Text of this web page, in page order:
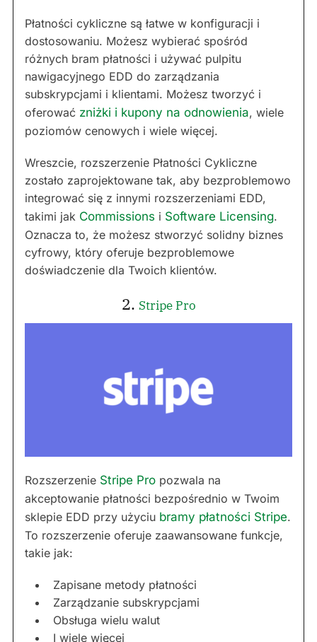
Płatności cykliczne są łatwe w konfiguracji i
dostosowaniu. Możesz wybierać spośród
różnych bram płatności i używać pulpitu
nawigacyjnego EDD do zarządzania
subskrypcjami i klientami. Możesz tworzyć i
oferować zniżki i kupony na odnowienia, wiele
poziomów cenowych i wiele więcej.
Wreszcie, rozszerzenie Płatności Cykliczne
zostało zaprojektowane tak, aby bezproblemowo
integrować się z innymi rozszerzeniami EDD,
takimi jak Commissions i Software Licensing.
Oznacza to, że możesz stworzyć solidny biznes
cyfrowy, który oferuje bezproblemowe
doświadczenie dla Twoich klientów.
2. Stripe Pro
Rozszerzenie Stripe Pro pozwala na
akceptowanie płatności bezpośrednio w Twoim
sklepie EDD przy użyciu bramy płatności Stripe.
To rozszerzenie oferuje zaawansowane funkcje,
takie jak:
Zapisane metody płatności
Zarządzanie subskrypcjami
Obsługa wielu walut
I wiele więcej